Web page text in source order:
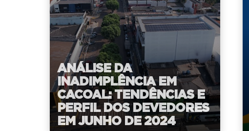
ANÁLISE DA
INADIMPLÊNCIA EM
CACOAL: TENDÊNCIAS E
PERFIL DOS DEVEDORES
EM JUNHO DE 2024